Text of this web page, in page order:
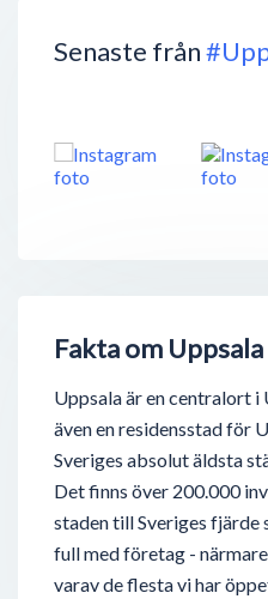
Senaste från
Fakta om Uppsala
Uppsala är en centralort i
även en residensstad för
Sveriges absolut äldsta
Det finns över 200.000
staden till Sveriges
full med företag -
varav de flesta vi har